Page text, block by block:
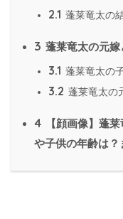
2.1 蓬莱竜太の
3 蓬莱竜太の元
3.1 蓬莱竜太の
3.2 蓬莱竜太の
4
【顔画像】蓬
や子供の年齢は？